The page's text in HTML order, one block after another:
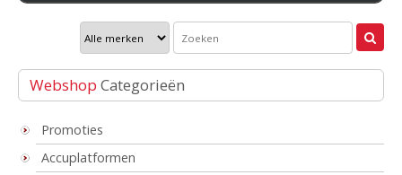
Webshop Categorieën
Promoties
Accuplatformen